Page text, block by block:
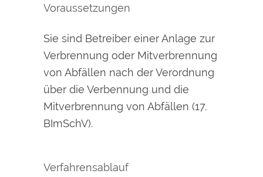
Voraussetzungen
Sie sind Betreiber einer Anlage zur
Verbrennung oder Mitverbrennung
von Abfällen nach der Verordnung
über die Verbennung und die
Mitverbrennung von Abfällen (17.
BImSchV).
Verfahrensablauf